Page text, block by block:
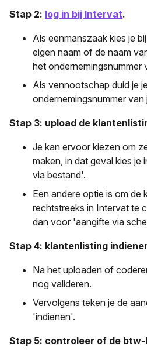
Stap 2: log in bij Intervat.
Als eenmanszaak kies je
eigen naam of de naam
het ondernemingsnummer
Als vennootschap duid je
ondernemingsnummer
Stap 3: upload de
Je kan ervoor kiezen om
maken, in dat geval kies
via bestand'.
Een andere optie is om de
rechtstreeks in Intervat te
dan voor 'aangifte via
Stap 4: klantenlisting
Na het uploaden of
nog valideren.
Vervolgens teken je de
'indienen'.
Stap 5: controleer of de